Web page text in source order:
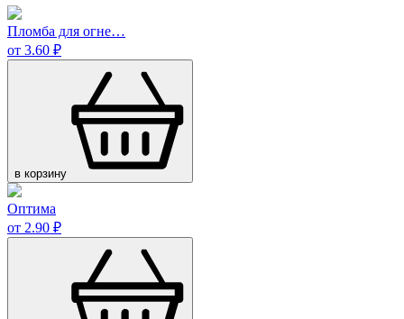
Пломба для огне…
от 3.60 ₽
в корзину
Оптима
от 2.90 ₽